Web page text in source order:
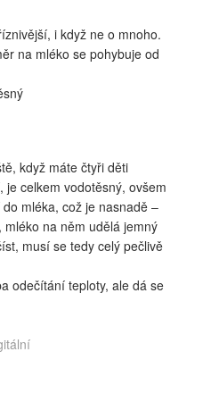
i když ne o mnoho.
na mléko se pohybuje od
když máte čtyři děti
je celkem vodotěsný, ovšem
mléka, což je nasnadě –
na něm udělá jemný
musí se tedy celý pečlivě
odečítání teploty, ale dá se